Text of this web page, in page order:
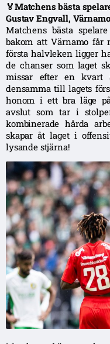
🏅Matchens bästa
Gustav Engvall,
Matchens bästa
bakom att Värnamo
första halvleken ligger
de chanser som laget
missar efter en kvart
densamma till lagets
honom i ett bra läge
avslut som tar i
kombinerade hårda
skapar åt laget i
lysande stjärna!